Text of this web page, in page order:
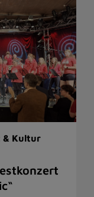
& Kultur